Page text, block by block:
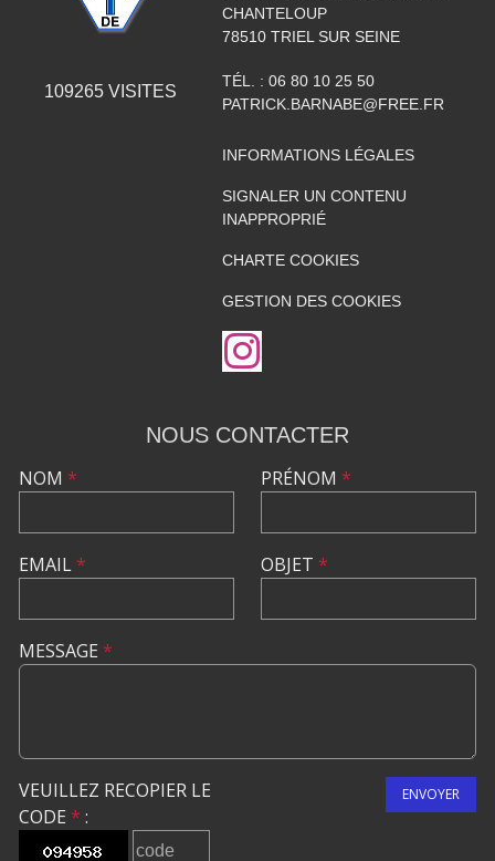
109265 VISITES
CHANTELOUP
78510 TRIEL SUR SEINE
TÉL. : 06 80 10 25 50
PATRICK.BARNABE@FREE.FR
INFORMATIONS LÉGALES
SIGNALER UN CONTENU
INAPPROPRIÉ
CHARTE COOKIES
GESTION DES COOKIES
NOUS CONTACTER
NOM *
EMAIL*
PRÉNOM *
OBJET *
MESSAGE *
VEUILLEZ RECOPIER LE
CODE * :
ENVOYER